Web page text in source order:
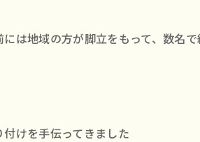
は地域の方が脚立をもって、数名
けを手伝ってきました